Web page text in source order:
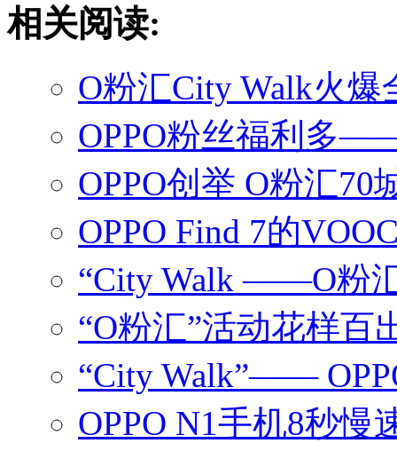
相关阅读:
O粉汇City Walk火爆
OPPO粉丝福利多
OPPO创举 O粉汇70
OPPO Find 7的
“City Walk ——O粉
“O粉汇”活动花样百
“City Walk”——
OPPO N1手机8秒